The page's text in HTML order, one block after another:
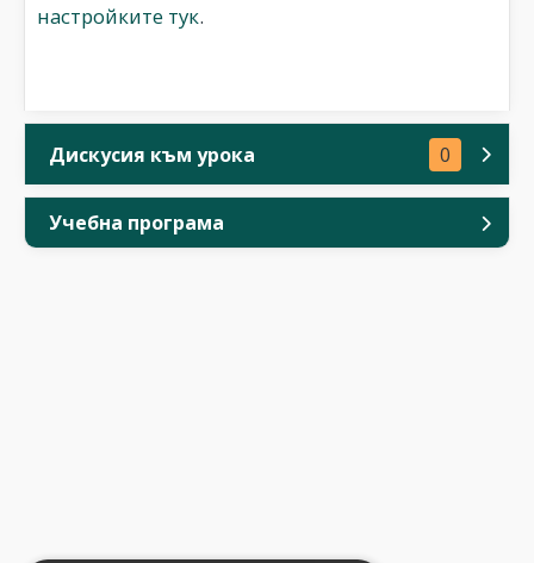
настройките тук.
Дискусия към урока 0
Учебна програма